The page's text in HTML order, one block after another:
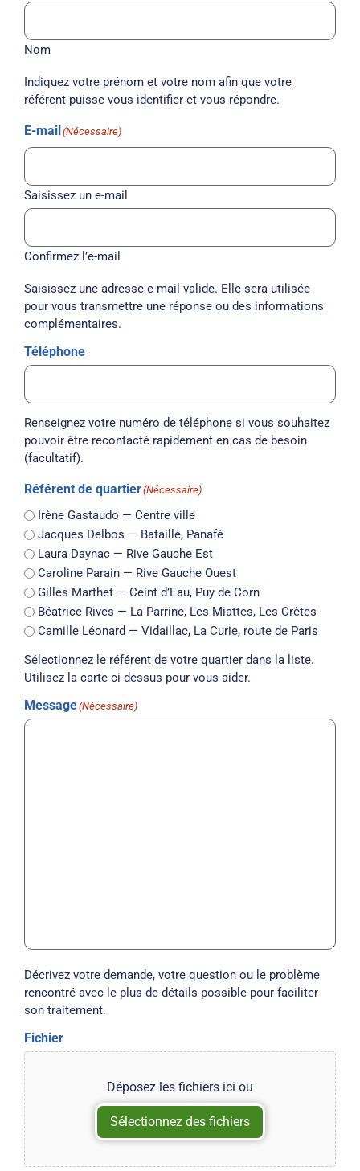
Nom
Indiquez votre prénom et votre nom afin que votre
référent puisse vous identifier et vous répondre.
E-mail(Nécessaire)
Saisissez un e-mail
Confirmez l’e-mail
Saisissez une adresse e-mail valide. Elle sera utilisée
pour vous transmettre une réponse ou des informations
complémentaires.
Téléphone
Renseignez votre numéro de téléphone si vous souhaitez
pouvoir être recontacté rapidement en cas de besoin
(facultatif).
Référent de quartier(Nécessaire)
Irène Gastaudo — Centre ville
Jacques Delbos — Bataillé, Panafé
Laura Daynac — Rive Gauche Est
Caroline Parain — Rive Gauche Ouest
Gilles Marthet — Ceint d’Eau, Puy de Corn
Béatrice Rives — La Parrine, Les Miattes, Les Crêtes
Camille Léonard — Vidaillac, La Curie, route de Paris
Sélectionnez le référent de votre quartier dans la liste.
Utilisez la carte ci-dessus pour vous aider.
Message(Nécessaire)
Décrivez votre demande, votre question ou le problème
rencontré avec le plus de détails possible pour faciliter
son traitement.
Fichier
Déposez les fichiers ici ou
Sélectionnez des fichiers